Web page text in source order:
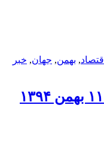
اقتصاد, بهمن, جهان, خبر